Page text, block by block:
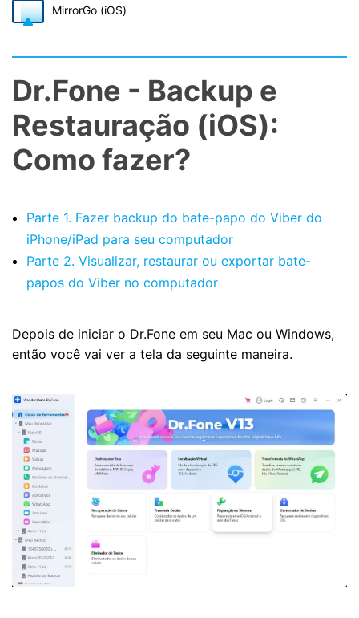
MirrorGo (iOS)
Dr.Fone - Backup e
Restauração (iOS):
Como fazer?
Parte 1. Fazer backup do bate-papo do Viber do
iPhone/iPad para seu computador
Parte 2. Visualizar, restaurar ou exportar bate-
papos do Viber no computador
Depois de iniciar o Dr.Fone em seu Mac ou Windows,
então você vai ver a tela da seguinte maneira.